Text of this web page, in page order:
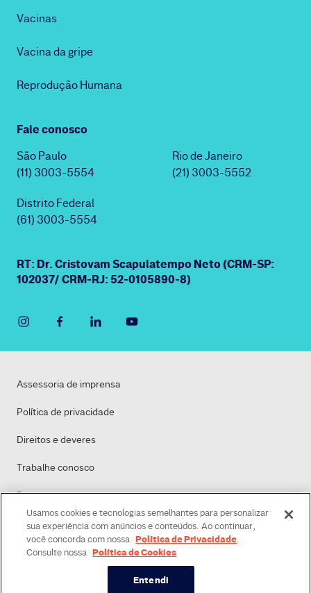
Vacinas
Vacina da gripe
Reprodução Humana
Fale conosco
São Paulo
(11) 3003-5554
Rio de Janeiro
(21) 3003-5552
Distrito Federal
(61) 3003-5554
RT: Dr. Cristovam Scapulatempo Neto (CRM-SP:
102037/ CRM-RJ: 52-0105890-8)
Assessoria de imprensa
Política de privacidade
Direitos e deveres
Trabalhe conosco
Dasa
Política de Cookies
Usamos cookies e tecnologias semelhantes para personalizar
sua experiência com anúncios e conteúdos. Ao continuar,
você concorda com nossa Política de Privacidade.
Consulte nossa Política de Cookies
Entendi